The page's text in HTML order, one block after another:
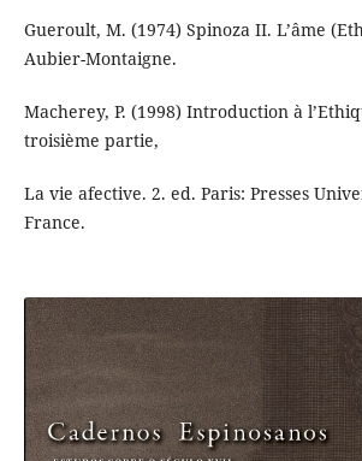
Gueroult, M. (1974) Spinoza II. L’âme
Aubier-Montaigne.
Macherey, P. (1998) Introduction à
troisième partie,
La vie afective. 2. ed. Paris: Presses
France.